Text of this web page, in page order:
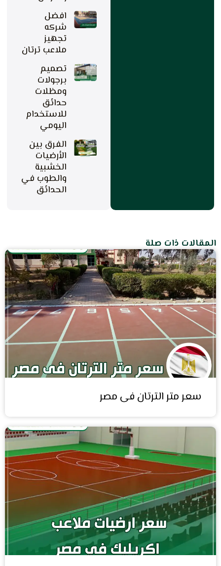
افضل
شركه
تجهيز
ملاعب ترتان
تصميم
برجولات
ومظلات
حدائق
للاستخدام
اليومي
الفرق بين
الأرضيات
الخشبية
والطوب في
الحدائق
المقالات ذات صلة
سعر متر الترتان فى مصر